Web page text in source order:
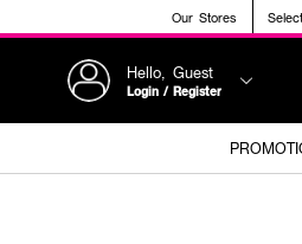
Our Stores
Hello, Guest
Login / Register